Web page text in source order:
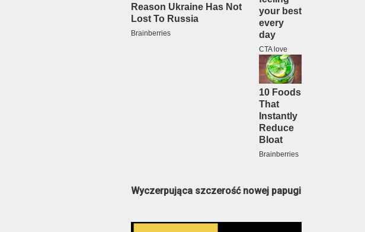
Wyczerpująca szczerość nowej papugi